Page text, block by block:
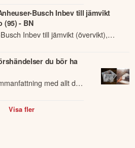
Busch Inbev till jämvikt
(95) - BN
Inbev till jämvikt (övervikt),
du bör ha
med allt du
och kommande
på börsen.
Visa fler